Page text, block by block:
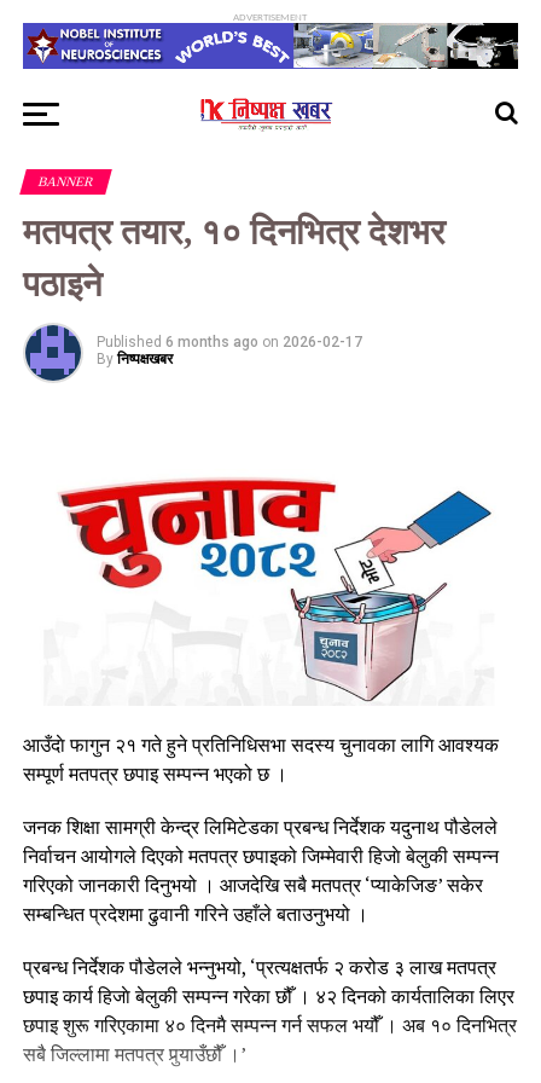
ADVERTISEMENT
BANNER
मतपत्र तयार, १० दिनभित्र देशभर
पठाइने
Published 6 months ago on 2026-02-17
By निष्पक्षखबर
आउँदाे फागुन २१ गते हुने प्रतिनिधिसभा सदस्य चुनावका लागि आवश्यक
सम्पूर्ण मतपत्र छपाइ सम्पन्न भएको छ ।
जनक शिक्षा सामग्री केन्द्र लिमिटेडका प्रबन्ध निर्देशक यदुनाथ पौडेलले
निर्वाचन आयोगले दिएको मतपत्र छपाइको जिम्मेवारी हिजाे बेलुकी सम्पन्न
गरिएको जानकारी दिनुभयो । आजदेखि सबै मतपत्र ‘प्याकेजिङ’ सकेर
सम्बन्धित प्रदेशमा ढुवानी गरिने उहाँले बताउनुभयो ।
प्रबन्ध निर्देशक पौडेलले भन्नुभयो, ‘प्रत्यक्षतर्फ २ करोड ३ लाख मतपत्र
छपाइ कार्य हिजाे बेलुकी सम्पन्न गरेका छौँ । ४२ दिनको कार्यतालिका लिएर
छपाइ शुरू गरिएकामा ४० दिनमै सम्पन्न गर्न सफल भयौँ । अब १० दिनभित्र
सबै जिल्लामा मतपत्र पुर्‍याउँछौँ ।’